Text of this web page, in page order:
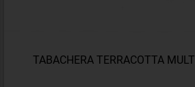
TABACHERA TERRACOTTA